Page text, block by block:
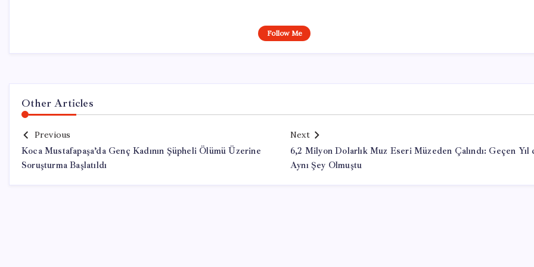
Follow Me
Other Articles
Previous
Koca Mustafapaşa’da Genç Kadının Şüpheli Ölümü Üzerine
Soruşturma Başlatıldı
Next
6,2 Milyon Dolarlık Muz Eseri Müzeden Çalındı: Geçen Yıl
Aynı Şey Olmuştu